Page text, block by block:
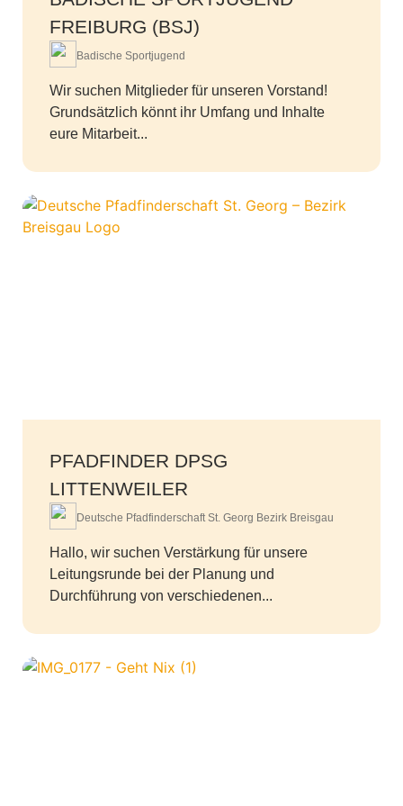
FREIBURG (BSJ)
Badische Sportjugend
Wir suchen Mitglieder für unseren Vorstand!
Grundsätzlich könnt ihr Umfang und Inhalte
eure Mitarbeit...
PFADFINDER DPSG
LITTENWEILER
Deutsche Pfadfinderschaft St. Georg Bezirk Breisgau
Hallo, wir suchen Verstärkung für unsere
Leitungsrunde bei der Planung und
Durchführung von verschiedenen...